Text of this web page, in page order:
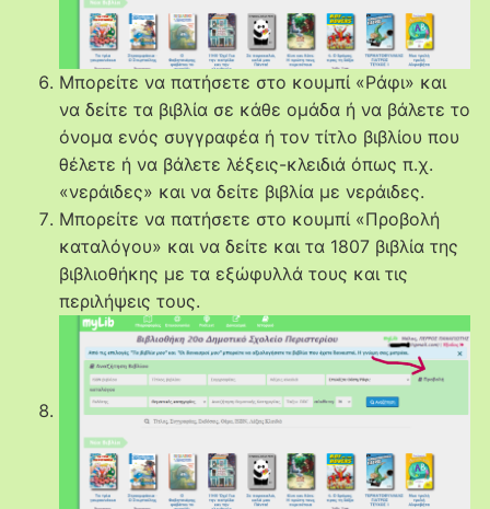
Μπορείτε να πατήσετε στο κουμπί «Ράφι» και
να δείτε τα βιβλία σε κάθε ομάδα ή να βάλετε το
όνομα ενός συγγραφέα ή τον τίτλο βιβλίου που
θέλετε ή να βάλετε λέξεις-κλειδιά όπως π.χ.
«νεράιδες» και να δείτε βιβλία με νεράιδες.
Μπορείτε να πατήσετε στο κουμπί «Προβολή
καταλόγου» και να δείτε και τα 1807 βιβλία της
βιβλιοθήκης με τα εξώφυλλά τους και τις
περιλήψεις τους.